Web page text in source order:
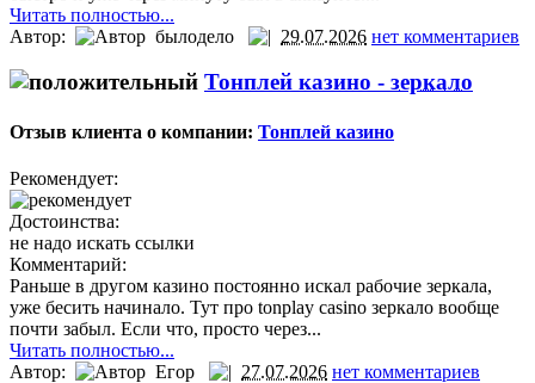
Читать полностью...
Автор:
былодело 29.07.2026 нет комментариев
Тонплей казино - зеркало
Отзыв клиента о компании: Тонплей казино
Рекомендует:
Достоинства:
не надо искать ссылки
Комментарий:
Раньше в другом казино постоянно искал рабочие зеркала,
уже бесить начинало. Тут про tonplay casino зеркало вообще
почти забыл. Если что, просто через...
Читать полностью...
Автор:
Егор 27.07.2026 нет комментариев